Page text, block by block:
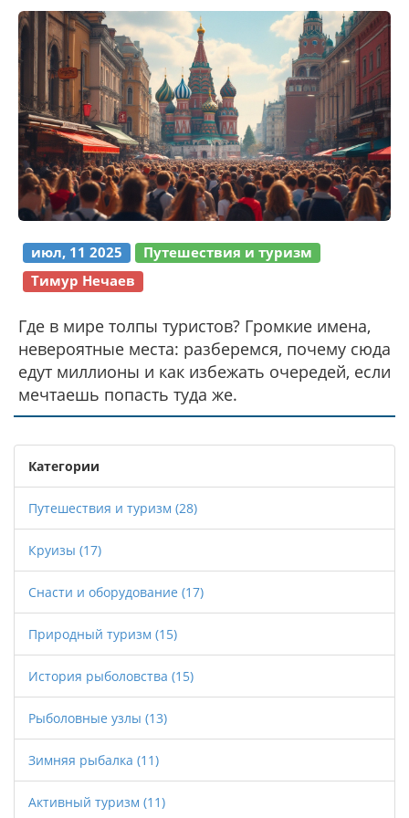
июл, 11 2025
Путешествия и туризм
Тимур Нечаев
Где в мире толпы туристов? Громкие имена,
невероятные места: разберемся, почему сюда
едут миллионы и как избежать очередей, если
мечтаешь попасть туда же.
Категории
Путешествия и туризм (28)
Круизы (17)
Снасти и оборудование (17)
Природный туризм (15)
История рыболовства (15)
Рыболовные узлы (13)
Зимняя рыбалка (11)
Активный туризм (11)